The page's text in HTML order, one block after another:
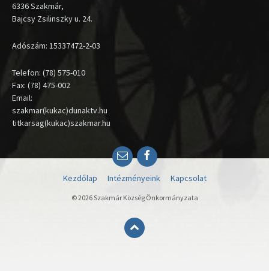
6336 Szakmár,
Bajcsy Zsilinszky u. 24.
Adószám: 15337472-2-03
Telefon: (78) 575-010
Fax: (78) 475-002
Email:
szakmar(kukac)dunaktv.hu
titkarsag(kukac)szakmar.hu
EmailFacebook
Kezdőlap Intézményeink Kapcsolat
© 2026 Szakmár Község Önkormányzata